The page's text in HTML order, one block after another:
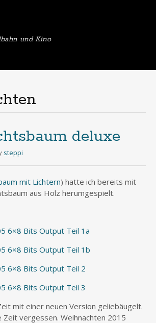
und Kino
deluxe
steppi
mit Lichtern) hatte ich bereits mit
aus Holz herumgespielt.
6×8 Bits Output Teil 1a
6×8 Bits Output Teil 1b
6×8 Bits Output Teil 2
6×8 Bits Output Teil 3
mit einer neuen Version geliebäugelt.
Zeit vergessen. Weihnachten 2015